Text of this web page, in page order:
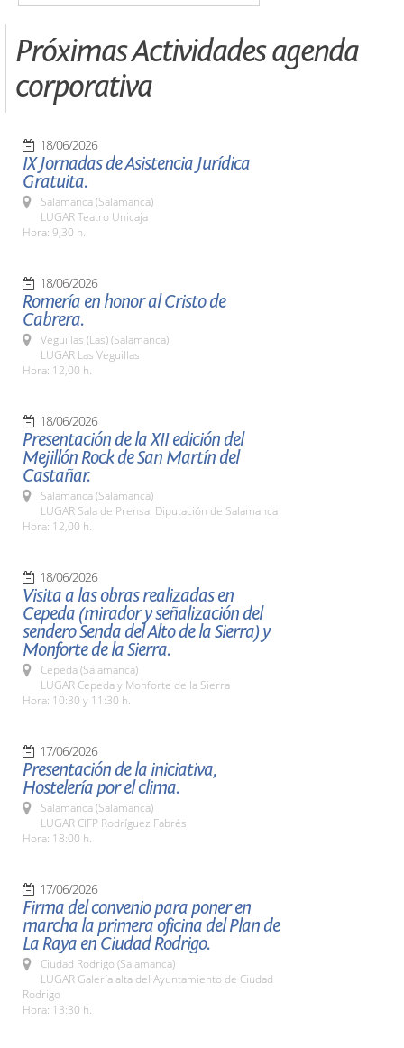
Próximas Actividades agenda
corporativa
18/06/2026
IX Jornadas de Asistencia Jurídica
Gratuita.
Salamanca (Salamanca)
LUGAR Teatro Unicaja
Hora: 9,30 h.
18/06/2026
Romería en honor al Cristo de
Cabrera.
Veguillas (Las) (Salamanca)
LUGAR Las Veguillas
Hora: 12,00 h.
18/06/2026
Presentación de la XII edición del
Mejillón Rock de San Martín del
Castañar.
Salamanca (Salamanca)
LUGAR Sala de Prensa. Diputación de Salamanca
Hora: 12,00 h.
18/06/2026
Visita a las obras realizadas en
Cepeda (mirador y señalización del
sendero Senda del Alto de la Sierra) y
Monforte de la Sierra.
Cepeda (Salamanca)
LUGAR Cepeda y Monforte de la Sierra
Hora: 10:30 y 11:30 h.
17/06/2026
Presentación de la iniciativa,
Hostelería por el clima.
Salamanca (Salamanca)
LUGAR CIFP Rodríguez Fabrés
Hora: 18:00 h.
17/06/2026
Firma del convenio para poner en
marcha la primera oficina del Plan de
La Raya en Ciudad Rodrigo.
Ciudad Rodrigo (Salamanca)
LUGAR Galería alta del Ayuntamiento de Ciudad
Rodrigo
Hora: 13:30 h.